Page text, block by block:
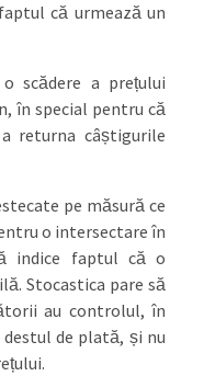
că urmează un
scădere a prețului
în special pentru că
returna câștigurile
pe măsură ce
o intersectare în
indice faptul că o
Stocastica pare să
au controlul, în
de plată, și nu